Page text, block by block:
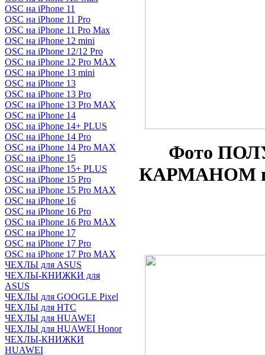
OSC на iPhone 11
OSC на iPhone 11 Pro
OSC на iPhone 11 Pro Max
OSC на iPhone 12 mini
OSC на iPhone 12/12 Pro
OSC на iPhone 12 Pro MAX
OSC на iPhone 13 mini
OSC на iPhone 13
OSC на iPhone 13 Pro
OSC на iPhone 13 Pro MAX
OSC на iPhone 14
OSC на iPhone 14+ PLUS
OSC на iPhone 14 Pro
OSC на iPhone 14 Pro MAX
OSC на iPhone 15
OSC на iPhone 15+ PLUS
OSC на iPhone 15 Pro
OSC на iPhone 15 Pro MAX
OSC на iPhone 16
OSC на iPhone 16 Pro
OSC на iPhone 16 Pro MAX
OSC на iPhone 17
OSC на iPhone 17 Pro
OSC на iPhone 17 Pro MAX
ЧЕХЛЫ для ASUS
ЧЕХЛЫ-КНИЖКИ для
ASUS
ЧЕХЛЫ для GOOGLE Pixel
ЧЕХЛЫ для HTC
ЧЕХЛЫ для HUAWEI
ЧЕХЛЫ для HUAWEI Honor
ЧЕХЛЫ-КНИЖКИ
HUAWEI
Фото
КАРМАНОМ